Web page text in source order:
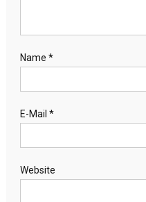
Name *
E-Mail *
Website